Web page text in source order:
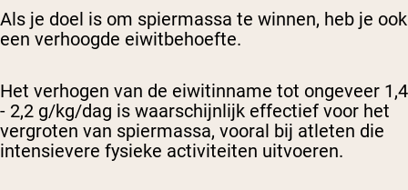
Als je doel is om spiermassa te winnen, heb je ook
een verhoogde eiwitbehoefte.
Het verhogen van de eiwitinname tot ongeveer 1,4
- 2,2 g/kg/dag is waarschijnlijk effectief voor het
vergroten van spiermassa, vooral bij atleten die
intensievere fysieke activiteiten uitvoeren.